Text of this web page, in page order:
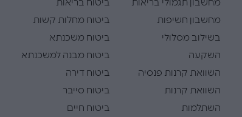
מחשבון תגמולי בריאות
מחשבון חשיפות
בשילוב מסלולי
השקעה
השוואת קרנות פנסיה
השוואת קרנות
השתלמות
ביטוח בריאות
ביטוח מחלות קשות
ביטוח משכנתא
ביטוח מבנה למשכנתא
ביטוח דירה
ביטוח סייבר
ביטוח חיים